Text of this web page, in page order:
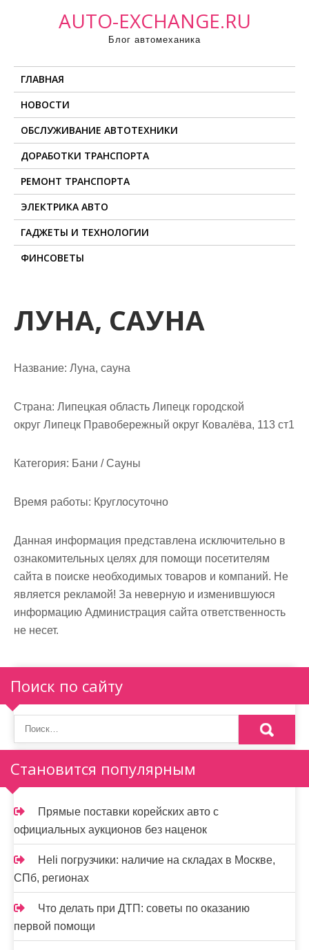
AUTO-EXCHANGE.RU
Блог автомеханика
ГЛАВНАЯ
НОВОСТИ
ОБСЛУЖИВАНИЕ АВТОТЕХНИКИ
ДОРАБОТКИ ТРАНСПОРТА
РЕМОНТ ТРАНСПОРТА
ЭЛЕКТРИКА АВТО
ГАДЖЕТЫ И ТЕХНОЛОГИИ
ФИНСОВЕТЫ
ЛУНА, САУНА
Название: Луна, сауна
Страна: Липецкая область Липецк городской
округ Липецк Правобережный округ Ковалёва, 113 ст1
Категория: Бани / Сауны
Время работы: Круглосуточно
Данная информация представлена исключительно в
ознакомительных целях для помощи посетителям
сайта в поиске необходимых товаров и компаний. Не
является рекламой! За неверную и изменившуюся
информацию Администрация сайта ответственность
не несет.
Поиск по сайту
Становится популярным
Прямые поставки корейских авто с
официальных аукционов без наценок
Heli погрузчики: наличие на складах в Москве,
СПб, регионах
Что делать при ДТП: советы по оказанию
первой помощи